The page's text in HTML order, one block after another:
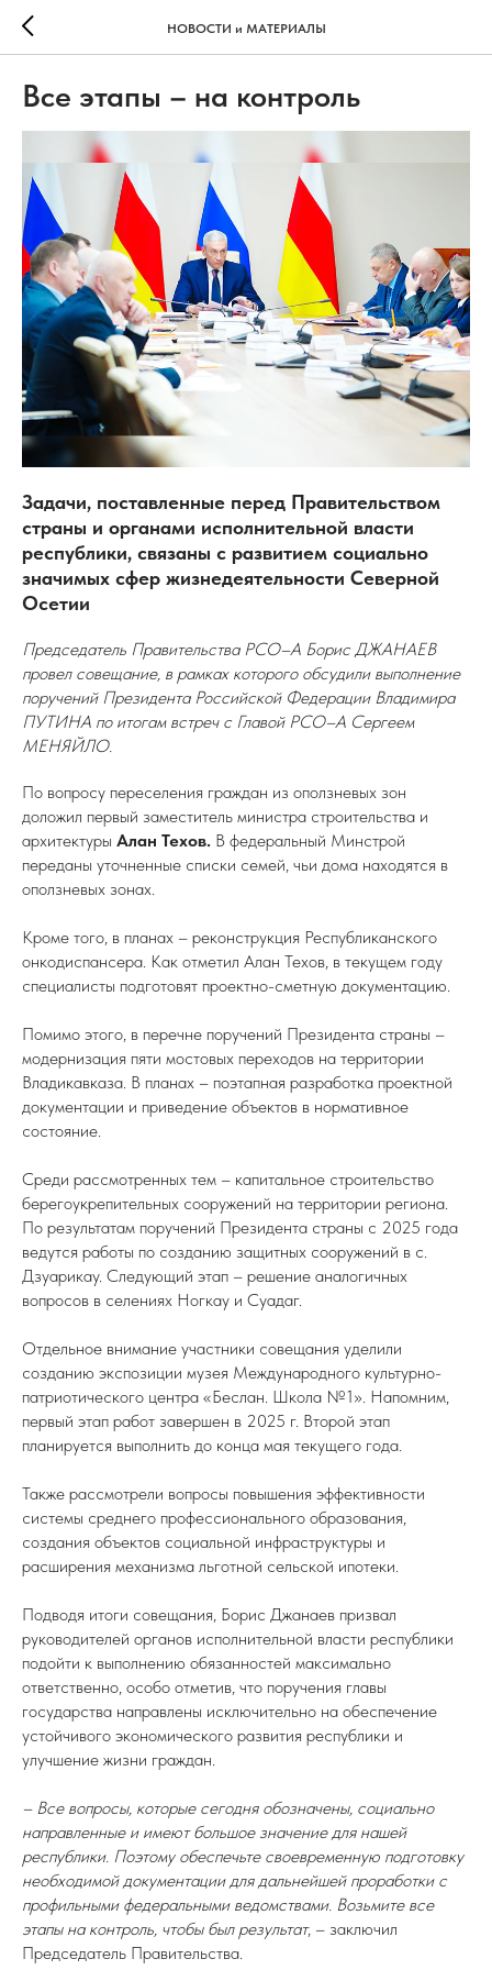
НОВОСТИ и МАТЕРИАЛЫ
Все этапы – на контроль
Задачи, поставленные перед Правительством
страны и органами исполнительной власти
республики, связаны с развитием социально
значимых сфер жизнедеятельности Северной
Осетии
Председатель Правительства РСО–А Борис ДЖАНАЕВ
провел совещание, в рамках которого обсудили выполнение
поручений Президента Российской Федерации Владимира
ПУТИНА по итогам встреч с Главой РСО–А Сергеем
МЕНЯЙЛО.
По вопросу переселения граждан из оползневых зон
доложил первый заместитель министра строительства и
архитектуры Алан Техов. В федеральный Минстрой
переданы уточненные списки семей, чьи дома находятся в
оползневых зонах.
Кроме того, в планах – реконструкция Республиканского
онкодиспансера. Как отметил Алан Техов, в текущем году
специалисты подготовят проектно-сметную документацию.
Помимо этого, в перечне поручений Президента страны –
модернизация пяти мостовых переходов на территории
Владикавказа. В планах – поэтапная разработка проектной
документации и приведение объектов в нормативное
состояние.
Среди рассмотренных тем – капитальное строительство
берегоукрепительных сооружений на территории региона.
По результатам поручений Президента страны с 2025 года
ведутся работы по созданию защитных сооружений в с.
Дзуарикау. Следующий этап – решение аналогичных
вопросов в селениях Ногкау и Суадаг.
Отдельное внимание участники совещания уделили
созданию экспозиции музея Международного культурно-
патриотического центра «Беслан. Школа №1». Напомним,
первый этап работ завершен в 2025 г. Второй этап
планируется выполнить до конца мая текущего года.
Также рассмотрели вопросы повышения эффективности
системы среднего профессионального образования,
создания объектов социальной инфраструктуры и
расширения механизма льготной сельской ипотеки.
Подводя итоги совещания, Борис Джанаев призвал
руководителей органов исполнительной власти республики
подойти к выполнению обязанностей максимально
ответственно, особо отметив, что поручения главы
государства направлены исключительно на обеспечение
устойчивого экономического развития республики и
улучшение жизни граждан.
– Все вопросы, которые сегодня обозначены, социально
направленные и имеют большое значение для нашей
республики. Поэтому обеспечьте своевременную подготовку
необходимой документации для дальнейшей проработки с
профильными федеральными ведомствами. Возьмите все
этапы на контроль, чтобы был результат, – заключил
Председатель Правительства.